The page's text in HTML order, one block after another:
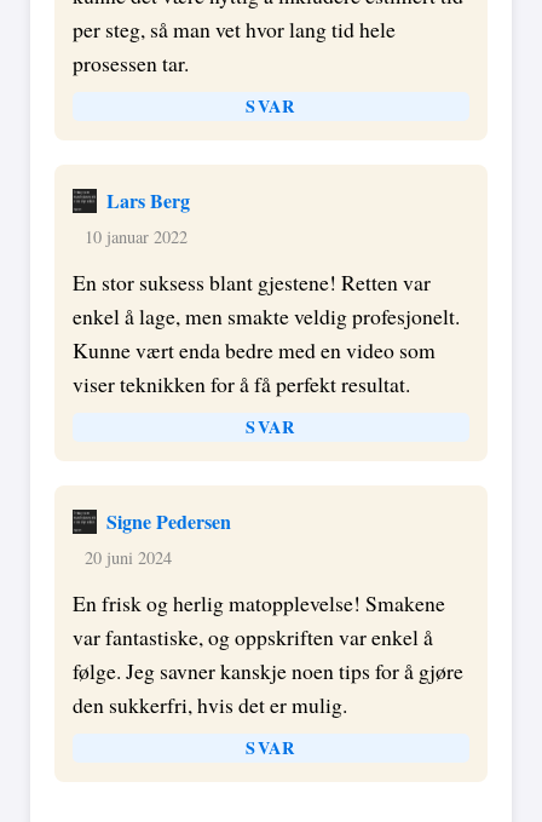
per steg, så man vet hvor lang tid hele
prosessen tar.
SVAR
Lars Berg
10 januar 2022
En stor suksess blant gjestene! Retten var
enkel å lage, men smakte veldig profesjonelt.
Kunne vært enda bedre med en video som
viser teknikken for å få perfekt resultat.
SVAR
Signe Pedersen
20 juni 2024
En frisk og herlig matopplevelse! Smakene
var fantastiske, og oppskriften var enkel å
følge. Jeg savner kanskje noen tips for å gjøre
den sukkerfri, hvis det er mulig.
SVAR